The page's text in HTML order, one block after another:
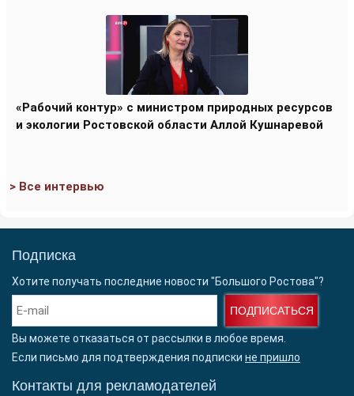
«Рабочий контур» с министром природных ресурсов
и экологии Ростовской области Аллой Кушнаревой
> Все интервью
Подписка
Хотите получать последние новости "Большого Ростова"?
ПОДПИСАТЬСЯ
Вы можете отказаться от рассылки в любое время.
Если письмо для подтверждения подписки не пришло
Контакты для рекламодателей